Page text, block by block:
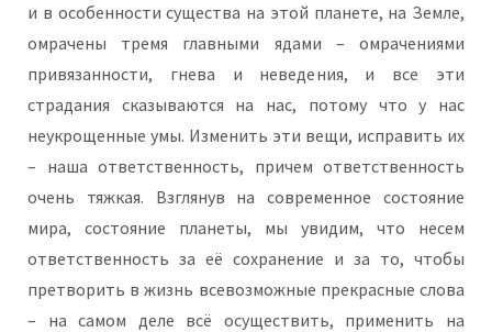
и в особенности существа на этой планете, на Земле,
омрачены тремя главными ядами – омрачениями
привязанности, гнева и неведения, и все эти
страдания сказываются на нас, потому что у нас
неукрощенные умы. Изменить эти вещи, исправить их
– наша ответственность, причем ответственность
очень тяжкая. Взглянув на современное состояние
мира, состояние планеты, мы увидим, что несем
ответственность за её сохранение и за то, чтобы
претворить в жизнь всевозможные прекрасные слова
– на самом деле всё осуществить, применить на